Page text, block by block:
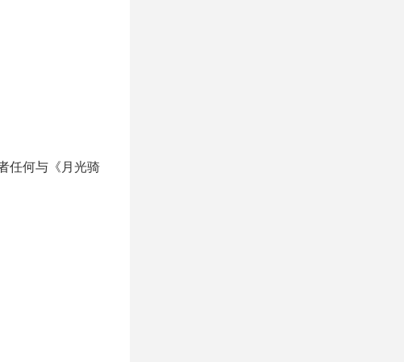
任何与《月光骑